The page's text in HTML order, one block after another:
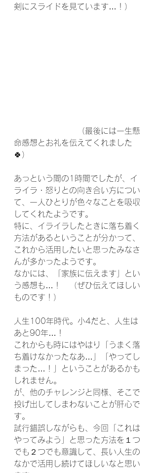
剣にスライドを見ています…！）
（最後には一生懸
命感想とお礼を伝えてくれました
🍀）
あっという間の1時間でしたが、イ
ライラ・怒りとの向き合い方につい
て、一人ひとりが色々なことを吸収
してくれたようです。
特に、イライラしたときに落ち着く
方法があるということが分かって、
これから活用したいと思ったみなさ
んが多かったようです。
なかには、「家族に伝えます」とい
う感想も…！　（ぜひ伝えてほしい
ものです！）
人生100年時代。小4だと、人生は
あと90年…！
これからも時にはやはり「うまく落
ち着けなかったなあ…」「やってし
まった…！」ということがあるかも
しれません。
が、他のチャレンジと同様、そこで
投げ出してしまわないことが肝心で
す。
試行錯誤しながらも、今回「これは
やってみよう」と思った方法を１つ
でも２つでも意識して、長い人生の
なかで活用し続けてほしいなと思い